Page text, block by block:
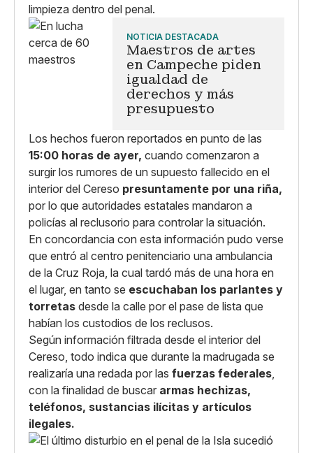
limpieza dentro del penal.
NOTICIA DESTACADA
Maestros de artes
en Campeche piden
igualdad de
derechos y más
presupuesto
Los hechos fueron reportados en punto de las
15:00 horas de ayer, cuando comenzaron a
surgir los rumores de un supuesto fallecido en el
interior del Cereso presuntamente por una riña,
por lo que autoridades estatales mandaron a
policías al reclusorio para controlar la situación.
En concordancia con esta información pudo verse
que entró al centro penitenciario una ambulancia
de la Cruz Roja, la cual tardó más de una hora en
el lugar, en tanto se escuchaban los parlantes y
torretas desde la calle por el pase de lista que
habían los custodios de los reclusos.
Según información filtrada desde el interior del
Cereso, todo indica que durante la madrugada se
realizaría una redada por las fuerzas federales,
con la finalidad de buscar armas hechizas,
teléfonos, sustancias ilícitas y artículos
ilegales.